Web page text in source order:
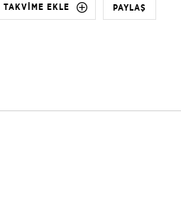
TAKVİME EKLE PAYLAŞ